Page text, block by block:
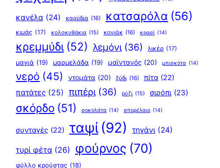
κανέλα (24) καρύδια (16) κατσαρόλα (56)
κιμάς (17) κολοκυθάκια (15) κονιάκ (16) κρασί (14)
κρεμμύδι (52) λεμόνι (36) λικέρ (17)
μαγιά (19) μαρμελάδα (19) μαϊντανός (20) μπισκότα (14)
νερό (45) ντομάτα (20) ξύδι (16) πίτα (22)
πατάτες (25) πιπέρι (36) ρύζι (15) σιρόπι (23)
σκόρδο (51) σοκολάτα (14) σπορέλαιο (14)
συνταγές (22) ταψί (92) τηγάνι (24)
τυρί φέτα (26) φούρνος (70)
φύλλο κρούστας (18)